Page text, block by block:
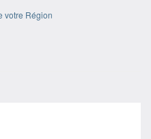
votre Région